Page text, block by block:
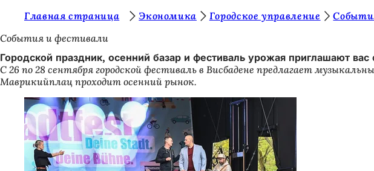
Перейти к содержимому
ы
з
д
Главная страница Экономика Городское управление
События и фестивали
Городской праздник, осенний базар и фестиваль урожая приглашают вас
С 26 по 28 сентября городской фестиваль в Висбадене предлагает
Маврикийплац проходит осенний рынок.